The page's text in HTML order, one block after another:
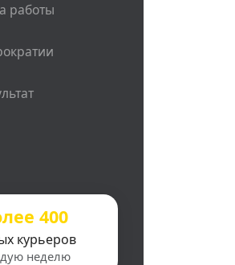
работы
400
курьеров
неделю